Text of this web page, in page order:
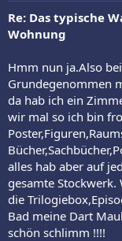
Re: Das typische
Wohnung
Hmm nun ja.Also
Grundegenommen
da hab ich ein
wir mal so ich bin
alles hab aber auf
gesamte Stockwerk.
die
Bad meine Dart
schön schlimm !!!!